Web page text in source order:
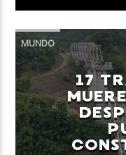
TÍTULO
ARTISTA
MUNDO
17